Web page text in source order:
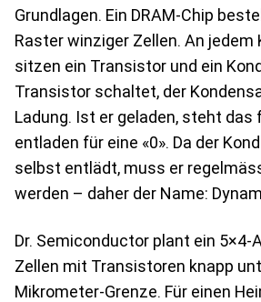
Grundlagen. Ein DRAM-Chip
Raster winziger Zellen. An jedem
sitzen ein Transistor und ein
Transistor schaltet, der
Ladung. Ist er geladen, steht das
entladen für eine «0». Da der
selbst entlädt, muss er
werden – daher der Name:
Dr. Semiconductor plant ein 5×4-
Zellen mit Transistoren knapp
Mikrometer-Grenze. Für einen